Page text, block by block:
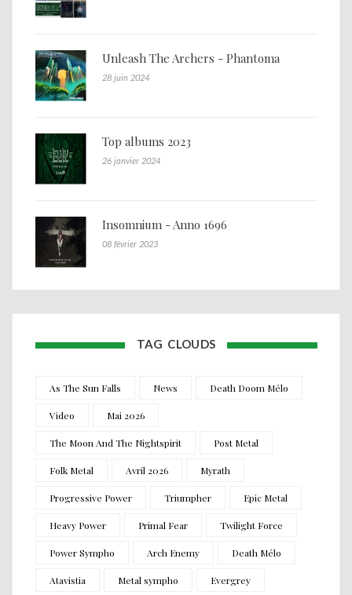
Unleash The Archers - Phantoma
28 juin 2024
Top albums 2023
26 janvier 2024
Insomnium - Anno 1696
08 février 2023
TAG CLOUDS
As The Sun Falls News Death Doom Mélo
Video Mai 2026
The Moon And The Nightspirit Post Metal
Folk Metal Avril 2026 Myrath
Progressive Power Triumpher Epic Metal
Heavy Power Primal Fear Twilight Force
Power Sympho Arch Enemy Death Mélo
Atavistia Metal sympho Evergrey